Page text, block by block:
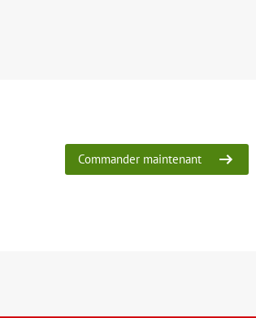
Commander maintenant